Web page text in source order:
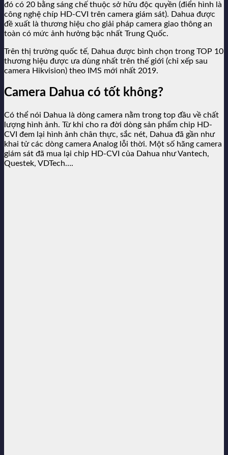
đó có 20 bằng sáng chế thuộc sở hữu độc quyền (điển hình là
công nghệ chíp HD-CVI trên camera giám sát). Dahua được
đề xuất là thương hiệu cho giải pháp camera giao thông an
toàn có mức ảnh hưởng bậc nhất Trung Quốc.
Trên thị trường quốc tế, Dahua được bình chọn trong TOP 10
thương hiệu được ưa dùng nhất trên thế giới (chỉ xếp sau
camera Hikvision) theo IMS mới nhất 2019.
Camera Dahua có tốt không?
Có thể nói Dahua là dòng camera nằm trong top đầu về chất
lượng hình ảnh. Từ khi cho ra đời dòng sản phẩm chip HD-
CVI đem lại hình ảnh chân thực, sắc nét, Dahua đã gần như
khai tử các dòng camera Analog lỗi thời. Một số hãng camera
giám sát đã mua lại chip HD-CVI của Dahua như Vantech,
Questek, VDTech….